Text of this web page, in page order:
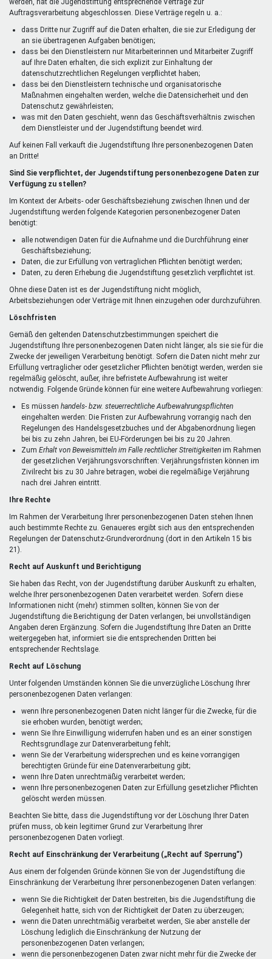
Auftragsverarbeitung abgeschlossen. Diese Verträge regeln u. a.:
dass Dritte nur Zugriff auf die Daten erhalten, die sie zur Erledigung der
an sie übertragenen Aufgaben benötigen;
dass bei den Dienstleistern nur Mitarbeiterinnen und Mitarbeiter Zugriff
auf Ihre Daten erhalten, die sich explizit zur Einhaltung der
datenschutzrechtlichen Regelungen verpflichtet haben;
dass bei den Dienstleistern technische und organisatorische
Maßnahmen eingehalten werden, welche die Datensicherheit und den
Datenschutz gewährleisten;
was mit den Daten geschieht, wenn das Geschäftsverhältnis zwischen
dem Dienstleister und der Jugendstiftung beendet wird.
Auf keinen Fall verkauft die Jugendstiftung Ihre personenbezogenen Daten
an Dritte!
Sind Sie verpflichtet, der Jugendstiftung personenbezogene Daten zur
Verfügung zu stellen?
Im Kontext der Arbeits- oder Geschäftsbeziehung zwischen Ihnen und der
Jugendstiftung werden folgende Kategorien personenbezogener Daten
benötigt:
alle notwendigen Daten für die Aufnahme und die Durchführung einer
Geschäftsbeziehung;
Daten, die zur Erfüllung von vertraglichen Pflichten benötigt werden;
Daten, zu deren Erhebung die Jugendstiftung gesetzlich verpflichtet ist.
Ohne diese Daten ist es der Jugendstiftung nicht möglich,
Arbeitsbeziehungen oder Verträge mit Ihnen einzugehen oder durchzuführen.
Löschfristen
Gemäß den geltenden Datenschutzbestimmungen speichert die
Jugendstiftung Ihre personenbezogenen Daten nicht länger, als sie sie für die
Zwecke der jeweiligen Verarbeitung benötigt. Sofern die Daten nicht mehr zur
Erfüllung vertraglicher oder gesetzlicher Pflichten benötigt werden, werden sie
regelmäßig gelöscht, außer, ihre befristete Aufbewahrung ist weiter
notwendig. Folgende Gründe können für eine weitere Aufbewahrung vorliegen:
Es müssen handels- bzw. steuerrechtliche Aufbewahrungspflichten
eingehalten werden: Die Fristen zur Aufbewahrung vorrangig nach den
Regelungen des Handelsgesetzbuches und der Abgabenordnung liegen
bei bis zu zehn Jahren, bei EU-Förderungen bei bis zu 20 Jahren.
Zum Erhalt von Beweismitteln im Falle rechtlicher Streitigkeiten im Rahmen
der gesetzlichen Verjährungsvorschriften: Verjährungsfristen können im
Zivilrecht bis zu 30 Jahre betragen, wobei die regelmäßige Verjährung
nach drei Jahren eintritt.
Ihre Rechte
Im Rahmen der Verarbeitung Ihrer personenbezogenen Daten stehen Ihnen
auch bestimmte Rechte zu. Genaueres ergibt sich aus den entsprechenden
Regelungen der Datenschutz-Grundverordnung (dort in den Artikeln 15 bis
21).
Recht auf Auskunft und Berichtigung
Sie haben das Recht, von der Jugendstiftung darüber Auskunft zu erhalten,
welche Ihrer personenbezogenen Daten verarbeitet werden. Sofern diese
Informationen nicht (mehr) stimmen sollten, können Sie von der
Jugendstiftung die Berichtigung der Daten verlangen, bei unvollständigen
Angaben deren Ergänzung. Sofern die Jugendstiftung Ihre Daten an Dritte
weitergegeben hat, informiert sie die entsprechenden Dritten bei
entsprechender Rechtslage.
Recht auf Löschung
Unter folgenden Umständen können Sie die unverzügliche Löschung Ihrer
personenbezogenen Daten verlangen:
wenn Ihre personenbezogenen Daten nicht länger für die Zwecke, für die
sie erhoben wurden, benötigt werden;
wenn Sie Ihre Einwilligung widerrufen haben und es an einer sonstigen
Rechtsgrundlage zur Datenverarbeitung fehlt;
wenn Sie der Verarbeitung widersprechen und es keine vorrangigen
berechtigten Gründe für eine Datenverarbeitung gibt;
wenn Ihre Daten unrechtmäßig verarbeitet werden;
wenn Ihre personenbezogenen Daten zur Erfüllung gesetzlicher Pflichten
gelöscht werden müssen.
Beachten Sie bitte, dass die Jugendstiftung vor der Löschung Ihrer Daten
prüfen muss, ob kein legitimer Grund zur Verarbeitung Ihrer
personenbezogenen Daten vorliegt.
Recht auf Einschränkung der Verarbeitung („Recht auf Sperrung“)
Aus einem der folgenden Gründe können Sie von der Jugendstiftung die
Einschränkung der Verarbeitung Ihrer personenbezogenen Daten verlangen:
wenn Sie die Richtigkeit der Daten bestreiten, bis die Jugendstiftung die
Gelegenheit hatte, sich von der Richtigkeit der Daten zu überzeugen;
wenn die Daten unrechtmäßig verarbeitet werden, Sie aber anstelle der
Löschung lediglich die Einschränkung der Nutzung der
personenbezogenen Daten verlangen;
wenn die personenbezogenen Daten zwar nicht mehr für die Zwecke der